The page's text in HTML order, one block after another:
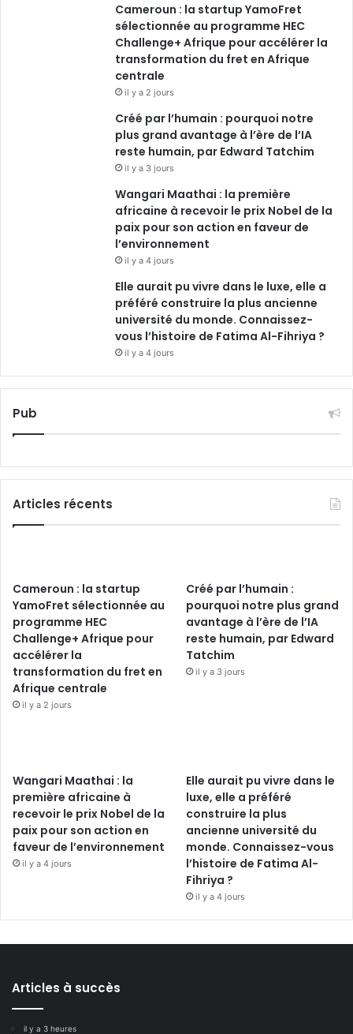
Cameroun : la startup YamoFret
sélectionnée au programme HEC
Challenge+ Afrique pour accélérer la
transformation du fret en Afrique
centrale
il y a 2 jours
Créé par l’humain : pourquoi notre
plus grand avantage à l’ère de l’IA
reste humain, par Edward Tatchim
il y a 3 jours
Wangari Maathai : la première
africaine à recevoir le prix Nobel de la
paix pour son action en faveur de
l’environnement
il y a 4 jours
Elle aurait pu vivre dans le luxe, elle a
préféré construire la plus ancienne
université du monde. Connaissez-
vous l’histoire de Fatima Al-Fihriya ?
il y a 4 jours
Pub
Articles récents
Cameroun : la startup
YamoFret sélectionnée au
programme HEC
Challenge+ Afrique pour
accélérer la
transformation du fret en
Afrique centrale
il y a 2 jours
Créé par l’humain :
pourquoi notre plus grand
avantage à l’ère de l’IA
reste humain, par Edward
Tatchim
il y a 3 jours
Wangari Maathai : la
première africaine à
recevoir le prix Nobel de la
paix pour son action en
faveur de l’environnement
il y a 4 jours
Elle aurait pu vivre dans le
luxe, elle a préféré
construire la plus
ancienne université du
monde. Connaissez-vous
l’histoire de Fatima Al-
Fihriya ?
il y a 4 jours
Articles à succès
il y a 3 heures